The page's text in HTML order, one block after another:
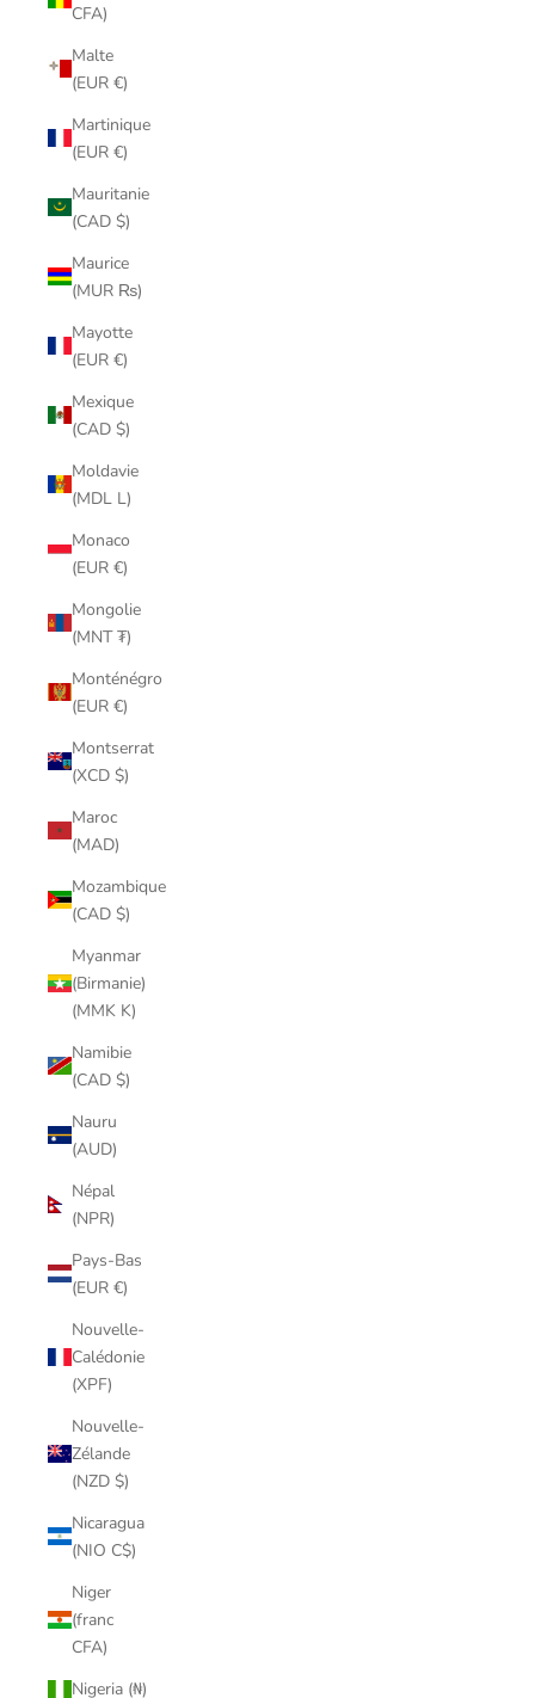
CFA)
Malte
(EUR €)
Martinique
(EUR €)
Mauritanie
(CAD $)
Maurice
(MUR ₨)
Mayotte
(EUR €)
Mexique
(CAD $)
Moldavie
(MDL L)
Monaco
(EUR €)
Mongolie
(MNT ₮)
Monténégro
(EUR €)
Montserrat
(XCD $)
Maroc
(MAD)
Mozambique
(CAD $)
Myanmar
(Birmanie)
(MMK K)
Namibie
(CAD $)
Nauru
(AUD)
Népal
(NPR)
Pays-Bas
(EUR €)
Nouvelle-
Calédonie
(XPF)
Nouvelle-
Zélande
(NZD $)
Nicaragua
(NIO C$)
Niger
(franc
CFA)
Nigeria (₦)